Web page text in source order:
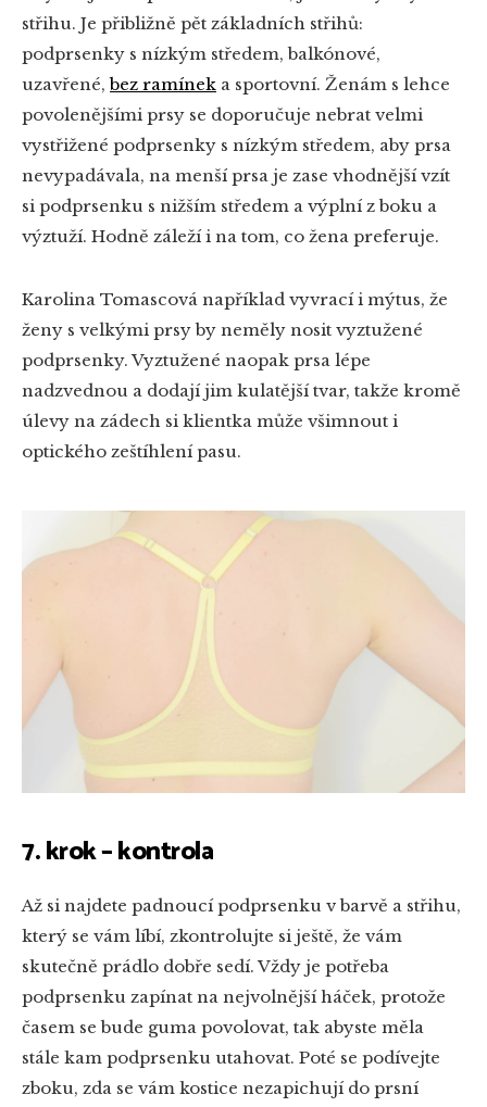
střihu. Je přibližně pět základních střihů:
podprsenky s nízkým středem, balkónové,
uzavřené,bez ramínek a sportovní. Ženám s lehce
povolenějšími prsy se doporučuje nebrat velmi
vystřižené podprsenky s nízkým středem, aby prsa
nevypadávala, na menší prsa je zase vhodnější vzít
si podprsenku s nižším středem a výplní z boku a
výztuží. Hodně záleží i na tom, co žena preferuje.
Karolina Tomascová například vyvrací i mýtus, že
ženy s velkými prsy by neměly nosit vyztužené
podprsenky. Vyztužené naopak prsa lépe
nadzvednou a dodají jim kulatější tvar, takže kromě
úlevy na zádech si klientka může všimnout i
optického zeštíhlení pasu.
7. krok – kontrola
Až si najdete padnoucí podprsenku v barvě a střihu,
který se vám líbí, zkontrolujte si ještě, že vám
skutečně prádlo dobře sedí. Vždy je potřeba
podprsenku zapínat na nejvolnější háček, protože
časem se bude guma povolovat, tak abyste měla
stále kam podprsenku utahovat. Poté se podívejte
zboku, zda se vám kostice nezapichují do prsní